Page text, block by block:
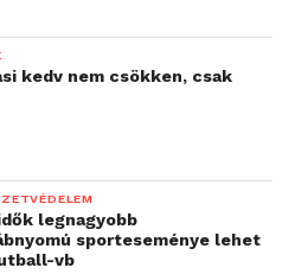
után kell
a belső
a
arra
hogy
kedv nem csökken, csak
legnagyobb
sporteseménye lehet
vb